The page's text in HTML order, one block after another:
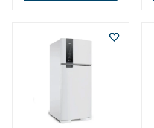
Gastronomía
Ferretería